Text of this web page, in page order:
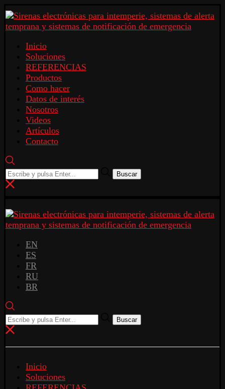
Inicio
Soluciones
REFERENCIAS
Productos
Como hacer
Datos de interés
Nosotros
Videos
Artículos
Contacto
Buscar
EN
ES
FR
RU
BR
Buscar
Inicio
Soluciones